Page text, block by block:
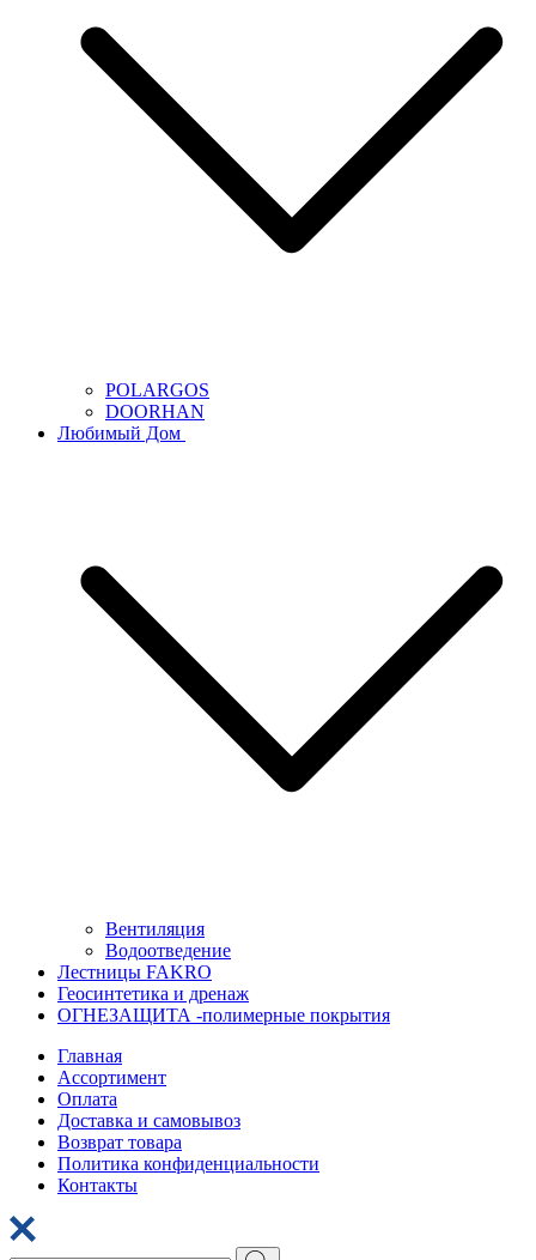
POLARGOS
DOORHAN
Любимый Дом
Вентиляция
Водоотведение
Лестницы FAKRO
Геосинтетика и дренаж
ОГНЕЗАЩИТА -полимерные покрытия
Главная
Ассортимент
Оплата
Доставка и самовывоз
Возврат товара
Политика конфиденциальности
Контакты